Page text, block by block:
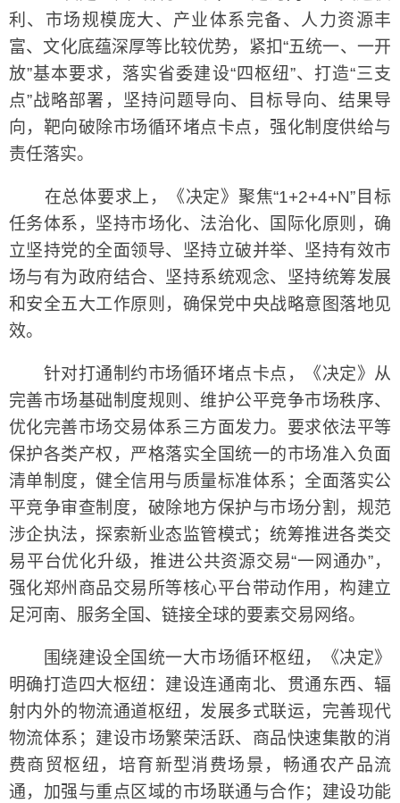
利、市场规模庞大、产业体系完备、人力资源丰
富、文化底蕴深厚等比较优势，紧扣“五统一、一开
放”基本要求，落实省委建设“四枢纽”、打造“三支
点”战略部署，坚持问题导向、目标导向、结果导
向，靶向破除市场循环堵点卡点，强化制度供给与
责任落实。
在总体要求上，《决定》聚焦“1+2+4+N”目标
任务体系，坚持市场化、法治化、国际化原则，确
立坚持党的全面领导、坚持立破并举、坚持有效市
场与有为政府结合、坚持系统观念、坚持统筹发展
和安全五大工作原则，确保党中央战略意图落地见
效。
针对打通制约市场循环堵点卡点，《决定》从
完善市场基础制度规则、维护公平竞争市场秩序、
优化完善市场交易体系三方面发力。要求依法平等
保护各类产权，严格落实全国统一的市场准入负面
清单制度，健全信用与质量标准体系；全面落实公
平竞争审查制度，破除地方保护与市场分割，规范
涉企执法，探索新业态监管模式；统筹推进各类交
易平台优化升级，推进公共资源交易“一网通办”，
强化郑州商品交易所等核心平台带动作用，构建立
足河南、服务全国、链接全球的要素交易网络。
围绕建设全国统一大市场循环枢纽，《决定》
明确打造四大枢纽：建设连通南北、贯通东西、辐
射内外的物流通道枢纽，发展多式联运，完善现代
物流体系；建设市场繁荣活跃、商品快速集散的消
费商贸枢纽，培育新型消费场景，畅通农产品流
通，加强与重点区域的市场联通与合作；建设功能